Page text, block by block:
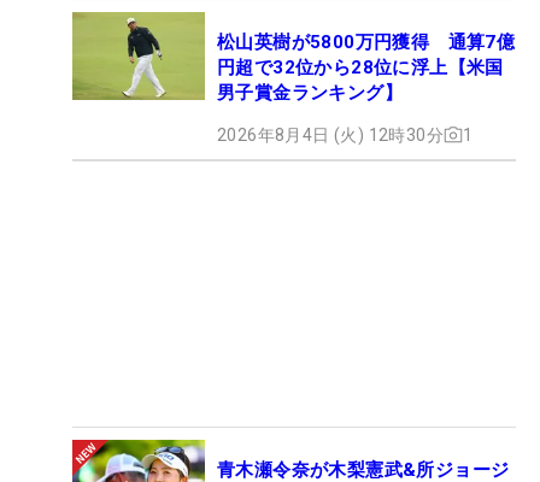
松山英樹が5800万円獲得 通算7億
円超で32位から28位に浮上【米国
男子賞金ランキング】
2026年8月4日 (火) 12時30分 1
青木瀬令奈が木梨憲武&所ジョージ